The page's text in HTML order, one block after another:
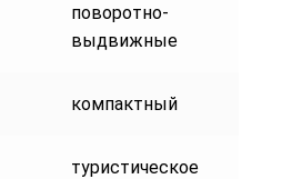
поворотно-
выдвижные
компактный
туристическое